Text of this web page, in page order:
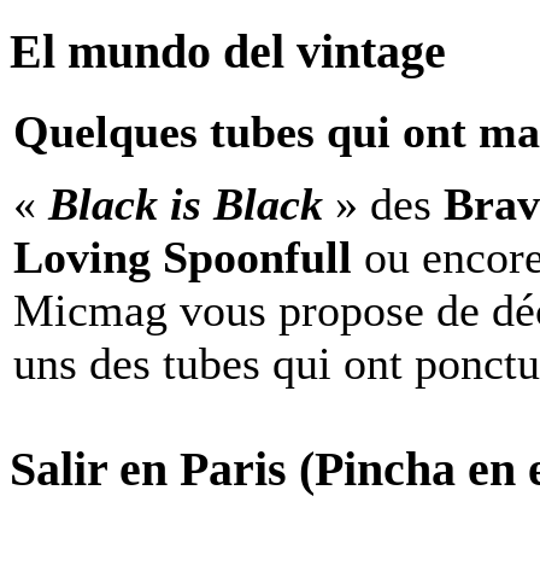
El mundo del vintage
Quelques tubes qui ont
« Black is Black » des
Loving Spoonfull ou
Micmag vous propose de
uns des tubes qui ont
Salir en Paris (Pincha en